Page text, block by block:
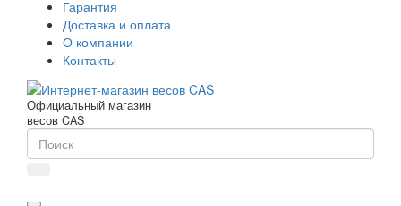
Гарантия
Доставка и оплата
О компании
Контакты
Официальный магазин
весов CAS